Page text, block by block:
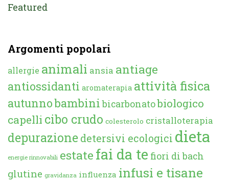
Featured
Argomenti popolari
allergie animali ansia antiage
antiossidanti aromaterapia attività fisica
autunnobambini bicarbonatobiologico
capelli cibo crudo colesterolo cristalloterapia
depurazione detersivi ecologici dieta
energie rinnovabili estate fai da te fiori di bach
glutine gravidanza influenza infusi e tisane